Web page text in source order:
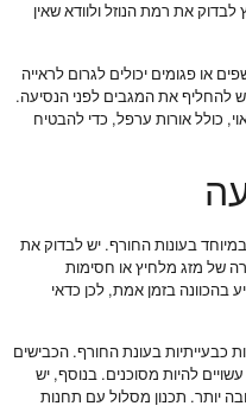
את רמת הנוזל ולוודא שאין
או פגומים יכולים לגרום לראייה
להחליף את המגבים לפני הנסיעה.
כולל אורות ערפל, כדי להבטיח
בעונות החורף. יש לבדוק את
של מזג מלחיץ או חסימות
בהכוונה בזמן אמת, לכן כדאי
כבעייתיות בעונת החורף. הכבישים
להיות מסוכנים. בנוסף, יש
יותר. תכנון מסלול עם תחנות